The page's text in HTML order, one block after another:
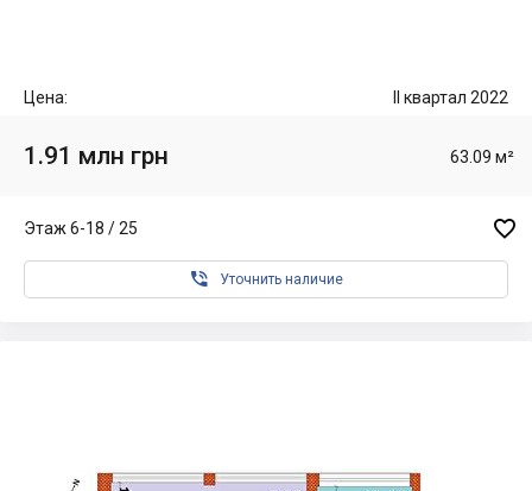
Цена: II квартал 2022
1.91 млн грн 63.09 м²
Этаж 6-18 / 25 
 Уточнить наличие